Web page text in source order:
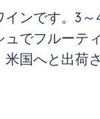
ンです。3～
でフルーテ
国へと出荷